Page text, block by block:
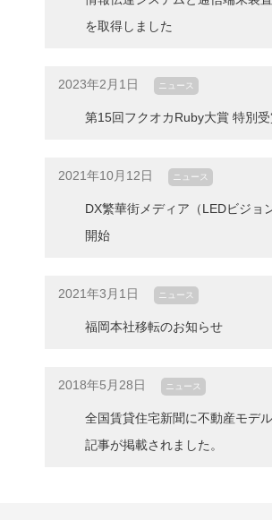
を取得しました
2023年2月1日 ニュース
第15回フクオカRuby大賞 特別
2021年10月12日 ニュース
DX繁華街メディア（LEDビジョ
開始
2021年3月1日 ニュース
福岡本社移転のお知らせ
2018年5月28日 ニュース
全国賃貸住宅新聞に不動産モデ
記事が掲載されました。